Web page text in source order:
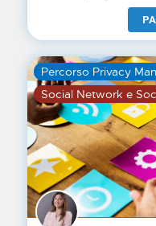
Percorso Privacy
Social Network e